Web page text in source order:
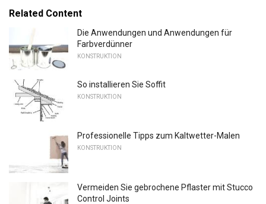
Related Content
Die Anwendungen und Anwendungen für
Farbverdünner
KONSTRUKTION
So installieren Sie Soffit
KONSTRUKTION
Professionelle Tipps zum Kaltwetter-Malen
KONSTRUKTION
Vermeiden Sie gebrochene Pflaster mit Stucco
Control Joints